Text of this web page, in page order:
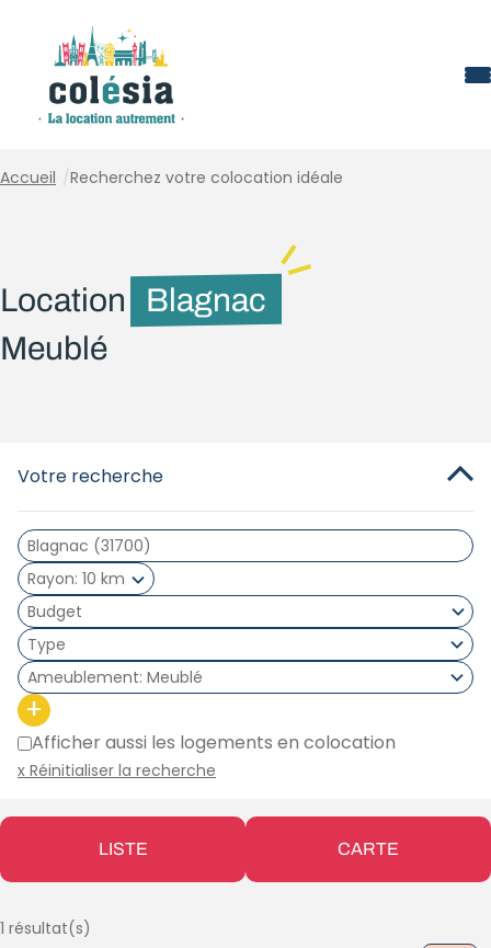
Accueil /Recherchez votre colocation idéale
Location
Blagnac
Meublé
Votre recherche
Rayon 10 km
Type
Ameublement Meublé
+
Afficher aussi les logements en colocation
x Réinitialiser la recherche
LISTE CARTE
1 résultat(s)